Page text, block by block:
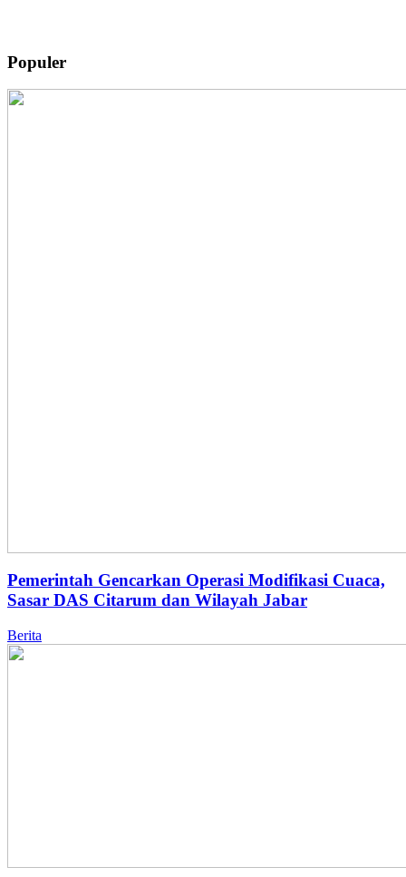
Populer
Pemerintah Gencarkan Operasi Modifikasi Cuaca,
Sasar DAS Citarum dan Wilayah Jabar
Berita